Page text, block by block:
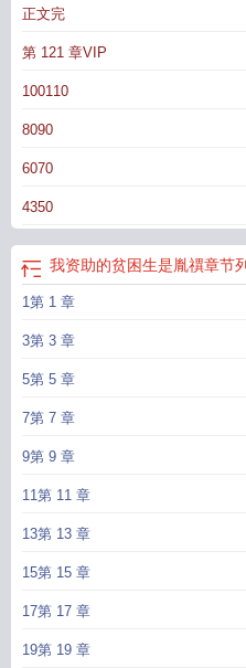
年纪。纵使满汉不通婚，我心悦你，只
宗。郭绵以为被朋友戏弄，将计就计，
七岁的胤禩出现在她眼前，含羞带怯地
她恨不得一脚将他踢回大清。
我资助的
为总裁未删
我资助的贫困生是胤禩完
学生我资助的贫困生成了我的未婚夫
困生是个少女我资助的穷学生成为总
禩类似文我资助的贫困生是胤禩免费
学生没苦硬吃我资助的穷学生txt我资
资助了一个贫困生
我资助的贫困生是
困生是胤禩四担白米
我资助的贫困生
正文完
第 121 章VIP
100110
8090
6070
4350
我资助的贫困生是胤禩章节
1第 1 章
3第 3 章
5第 5 章
7第 7 章
9第 9 章
11第 11 章
13第 13 章
15第 15 章
17第 17 章
19第 19 章